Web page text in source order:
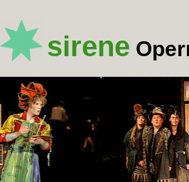
sirene